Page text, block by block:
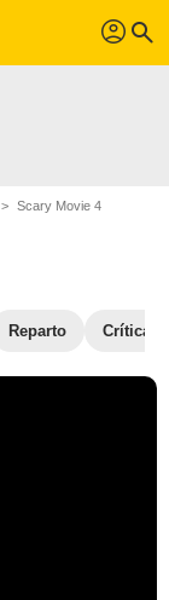
profil search
Scary Movie 4
Reparto Críticas